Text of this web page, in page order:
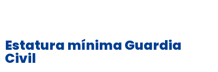
Estatura mínima Guardia
Civil